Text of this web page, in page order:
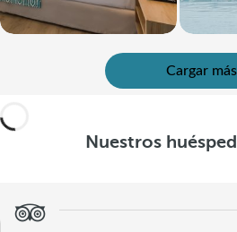
Cargar más
Nuestros